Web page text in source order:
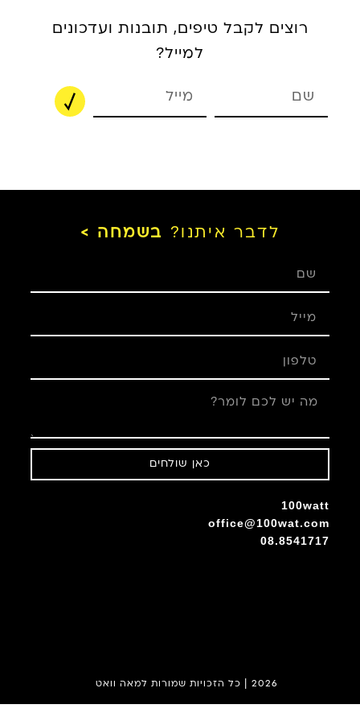
רוצים לקבל טיפים, תובנות ועדכונים
למייל?
לדבר איתנו? בשמחה >
כאן שולחים
100watt
office@100wat.com
08.8541717
2026
|כל הזכויות שמורות למאה וואט